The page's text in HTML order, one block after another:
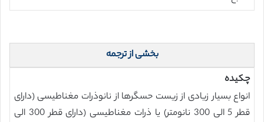
بخشی از ترجمه
چکیده
انواع بسیار زیادی از زیست حسگرها از نانوذرات مغناطیسی (دارای
قطر 5 الی 300 نانومتر) یا ذرات مغناطیسی (دارای قطر 300 الی